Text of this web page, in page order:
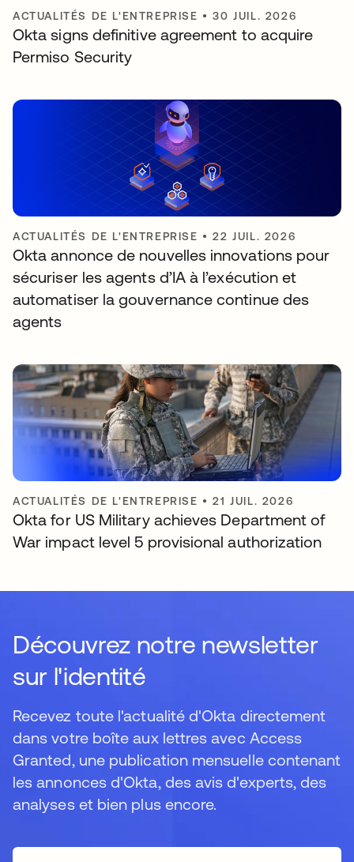
ACTUALITÉS DE L'ENTREPRISE •30 JUIL. 2026
Okta signs definitive agreement to acquire
Permiso Security
ACTUALITÉS DE L'ENTREPRISE •22 JUIL. 2026
Okta annonce de nouvelles innovations pour
sécuriser les agents d’IA à l’exécution et
automatiser la gouvernance continue des
agents
ACTUALITÉS DE L'ENTREPRISE •21 JUIL. 2026
Okta for US Military achieves Department of
War impact level 5 provisional authorization
Découvrez notre newsletter
sur l'identité
Recevez toute l'actualité d'Okta directement
dans votre boîte aux lettres avec Access
Granted, une publication mensuelle contenant
les annonces d'Okta, des avis d'experts, des
analyses et bien plus encore.